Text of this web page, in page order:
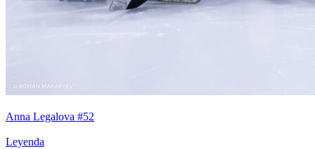
Anna Legalova #52
Leyenda